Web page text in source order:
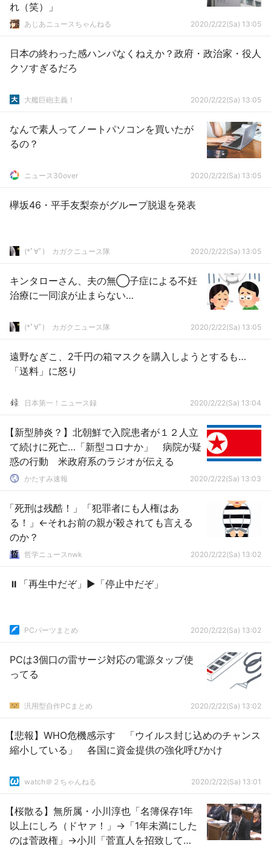
れ（笑）」
あじあニュースちゃんねる 2020/2/22(Sa) 13:05
日本の終わった感ハンパなくねえか？政府・政治家・役人
クソすぎるだろ
大艦巨砲主義！ 2020/2/22(Sa) 13:05
なんで素人ってノートパソコンを買いたが
るの？
ニュース30over 2020/2/22(Sa) 13:05
欅坂46・平手友梨奈がグループ脱退を発表
(*ﾟ∀ﾟ)ゞカガクニュース隊 2020/2/22(Sa) 13:05
キンタローさん、夫の無◯子症による不妊
治療に一同涙が止まらない…
(*ﾟ∀ﾟ)ゞカガクニュース隊 2020/2/22(Sa) 13:05
遠野なぎこ、2千円の箱マスクを購入しようとするも…
「送料」に怒り
日本第一！ニュース録 2020/2/22(Sa) 13:04
【新型肺炎？】北朝鮮で入院患者が１２人立
て続けに死亡…「新型コロナか」 病院が疑
惑の行動 米政府系のラジオが伝える
かたすみ速報 2020/2/22(Sa) 13:03
「死刑は残酷！」「犯罪者にも人権はあ
る！」←それお前の親が殺されても言える
のか？
哲学ニュースnwk 2020/2/22(Sa) 13:02
⏸「再生中だぞ」▶「停止中だぞ」
PCパーツまとめ 2020/2/22(Sa) 13:02
PCは3個口の雷サージ対応の電源タップ使
ってる
汎用型自作PCまとめ 2020/2/22(Sa) 13:02
【悲報】WHO危機感示す 「ウイルス封じ込めのチャンス
縮小している」 各国に資金提供の強化呼びかけ
watch＠２ちゃんねる 2020/2/22(Sa) 13:01
【桜散る】無所属・小川淳也「名簿保存1年
以上にしろ（ドヤァ！」→「1年未満にした
のは菅政権」→小川「菅直人を招致して